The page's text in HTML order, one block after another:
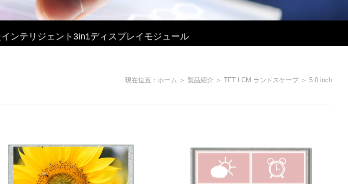
ンテリジェント3in1ディスプレイモジュール
現在位置： ホーム ＞ 製品紹介 ＞ TFT LCM ランドスケープ＞ 5.0 inch